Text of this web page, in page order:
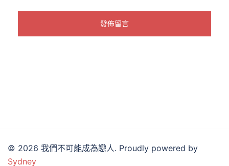
© 2026 我們不可能成為戀人. Proudly powered by
Sydney